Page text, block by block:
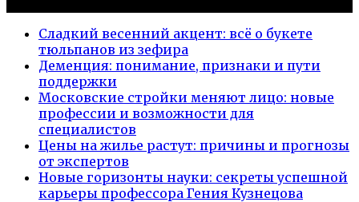
Сладкий весенний акцент: всё о букете
тюльпанов из зефира
Деменция: понимание, признаки и пути
поддержки
Московские стройки меняют лицо: новые
профессии и возможности для
специалистов
Цены на жилье растут: причины и прогнозы
от экспертов
Новые горизонты науки: секреты успешной
карьеры профессора Гения Кузнецова